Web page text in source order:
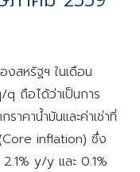
สหรัฐฯ ในเดือน
ถือได้ว่าเป็นการ
าคานํ้ามันและค่าเช่าที่
inflation) ซึ่ง
y/y และ 0.1%